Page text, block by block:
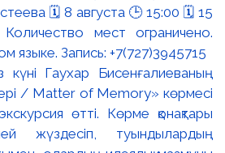
🗓 8 августа 🕒 15:00 🗓 15
мест ограничено.
языке. Запись: +7(727)3945715